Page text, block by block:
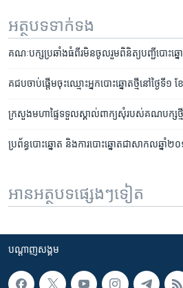
អត្ថបទ​ទាក់ទង
គណៈបក្ស​ប្រឆាំង​ធំពីរ​មិន​ចូលរួម​ពិនិត្យ​បញ្ជី​បោះឆ្ន
គជប​ចាប់ផ្តើម​ចុះ​ឈ្មោះ​អ្នក​បោះ​ឆ្នោត​ថ្មី​នៅ​ថ្ងៃ​ទី​១ ខ
ក្រសួងមហាផ្ទៃ​ទទួល​ស្គាល់​ពាក្យ​សុំ​របស់​គណបក្ស​ថ្មី
ប្រព័ន្ធ​បោះឆ្នោត​ និង​ការបោះឆ្នោត​ជា​សាកល​ឆ្នាំ​២
អានអត្ថបទផ្សេងៗទៀត
បណ្តាញ​សង្គម